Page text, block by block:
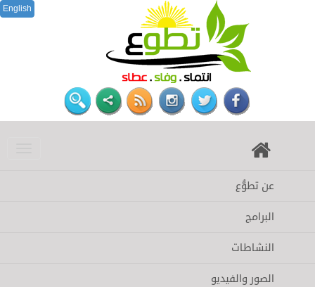
English
عن تطوُّع
البرامج
النشاطات
الصور والفيديو